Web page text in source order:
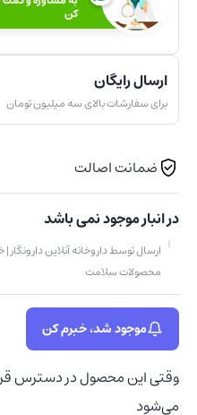
کن
ارسال رایگان
برای سفارشات بالای سه میلیون تومان
ضمانت اصالت
در انبار موجود نمی باشد
ارسال توسط داروخانه آنلاین
محصولات سلامت
موجود شد، خبرم کن
وقتی این محصول در دسترس
می‌شود